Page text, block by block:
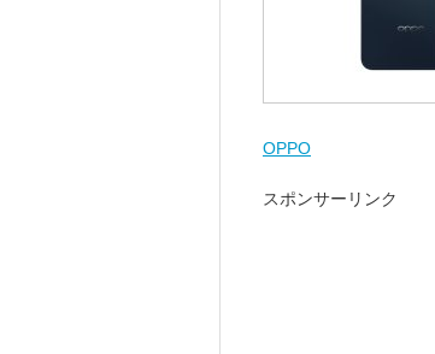
OPPO
スポンサーリンク